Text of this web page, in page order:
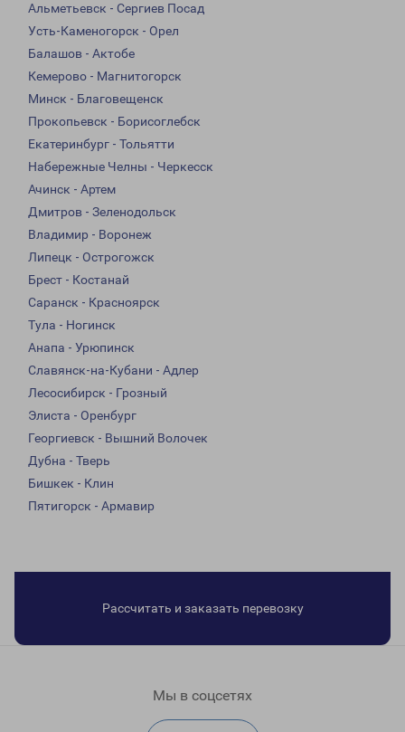
Альметьевск - Сергиев Посад
Усть-Каменогорск - Орел
Балашов - Актобе
Кемерово - Магнитогорск
Минск - Благовещенск
Прокопьевск - Борисоглебск
Екатеринбург - Тольятти
Набережные Челны - Черкесск
Ачинск - Артем
Дмитров - Зеленодольск
Владимир - Воронеж
Липецк - Острогожск
Брест - Костанай
Саранск - Красноярск
Тула - Ногинск
Анапа - Урюпинск
Славянск-на-Кубани - Адлер
Лесосибирск - Грозный
Элиста - Оренбург
Георгиевск - Вышний Волочек
Дубна - Тверь
Бишкек - Клин
Пятигорск - Армавир
Рассчитать и заказать перевозку
Мы в соцсетях